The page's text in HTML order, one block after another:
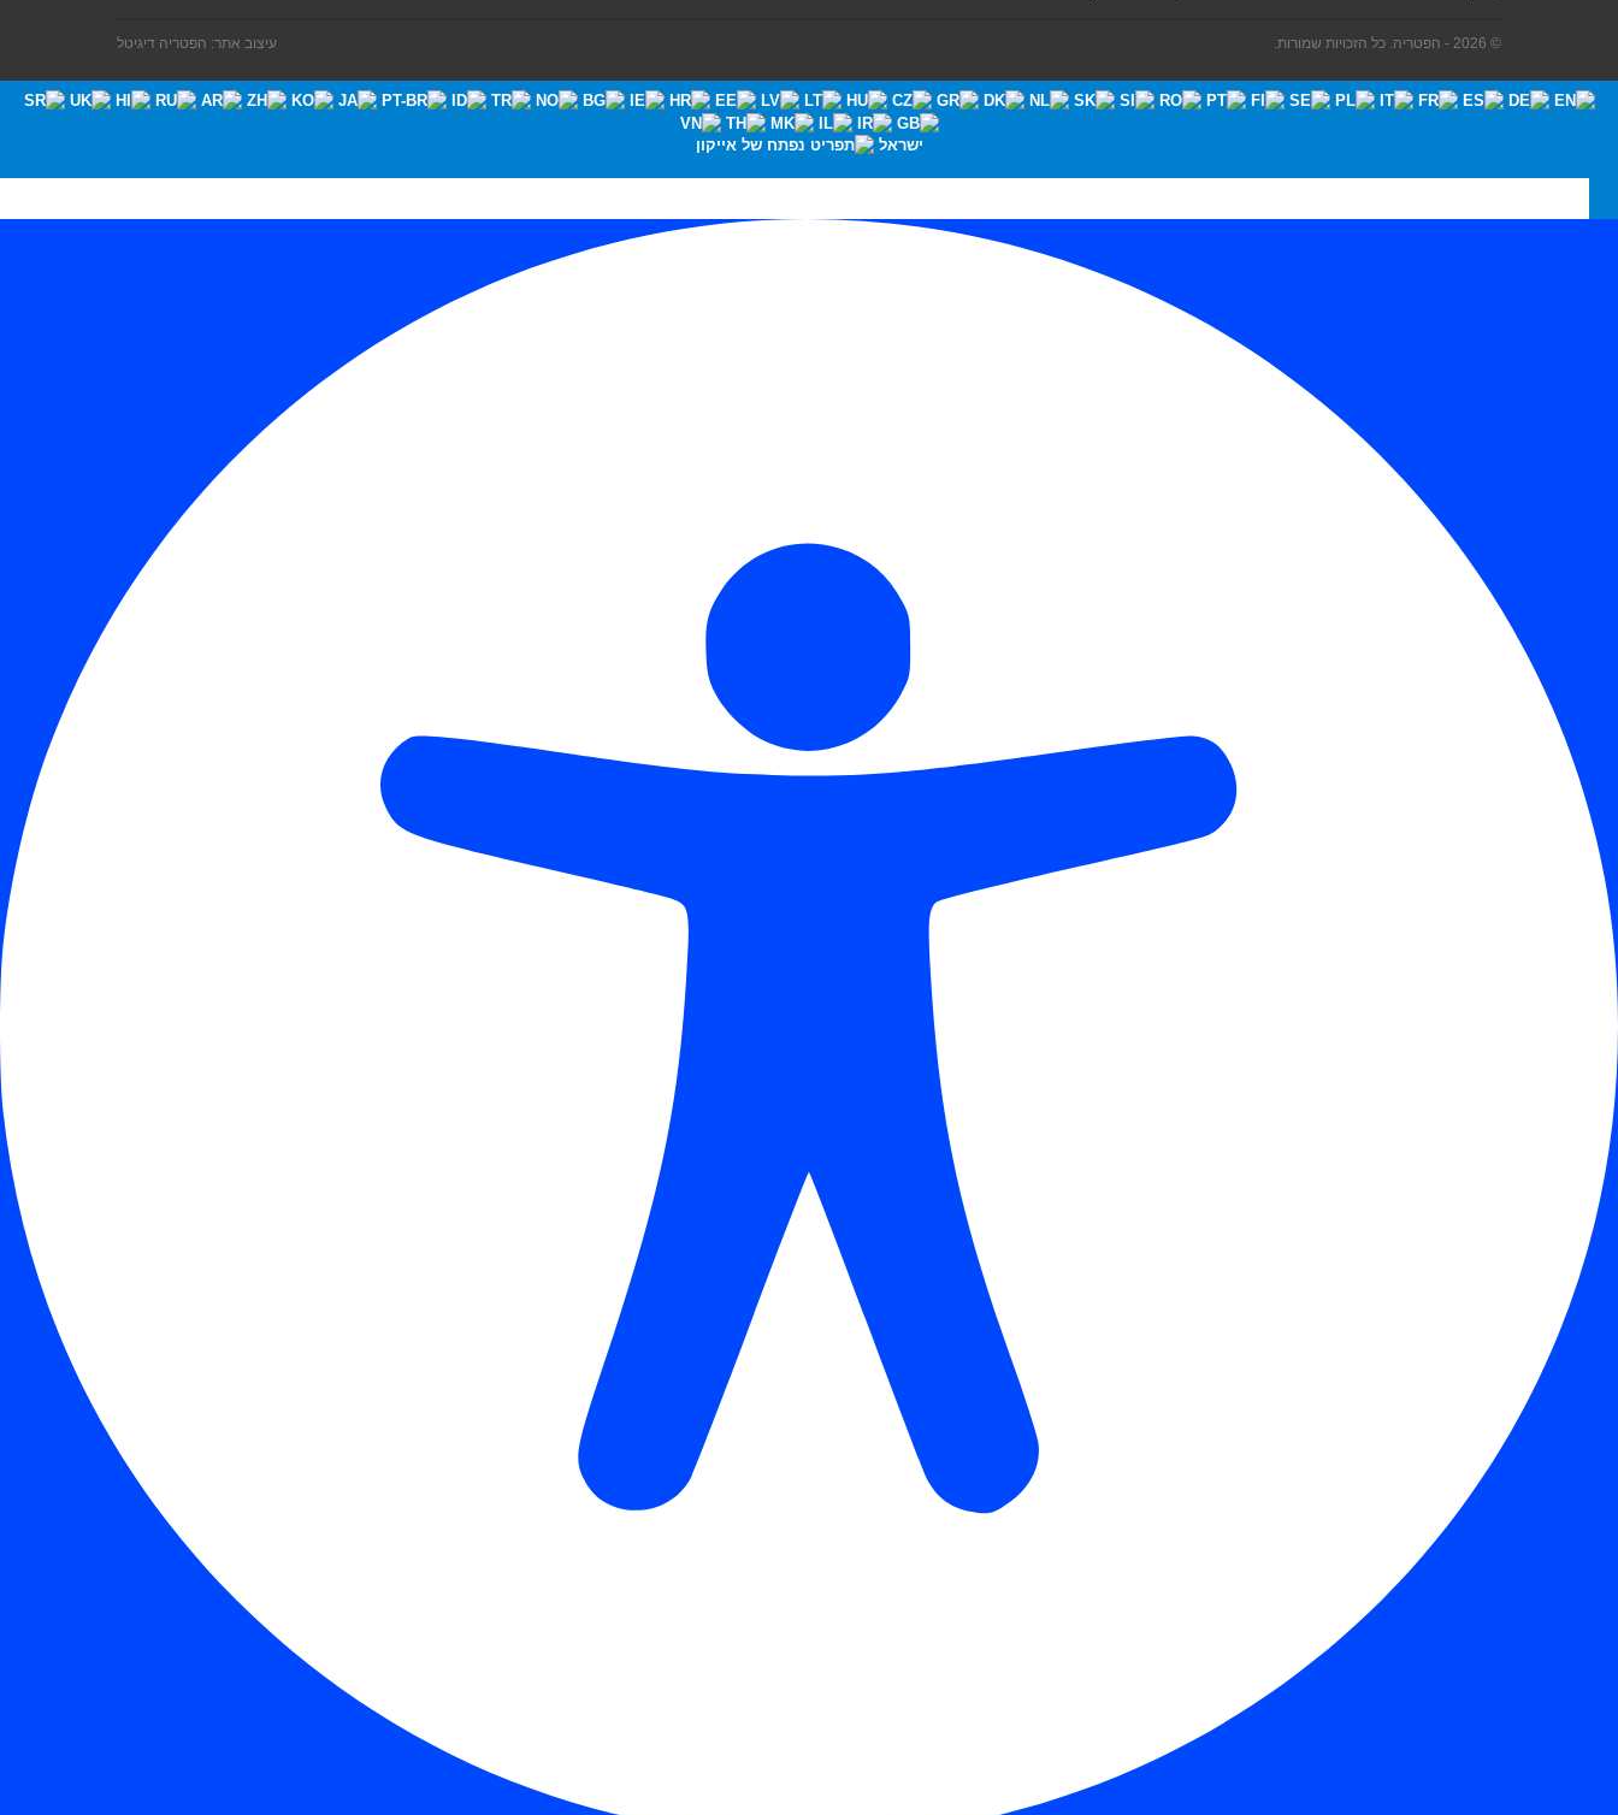
© 2026 - הפטריה. כל הזכויות שמורות. עיצוב אתר: הפטריה דיגיטל
ישראל